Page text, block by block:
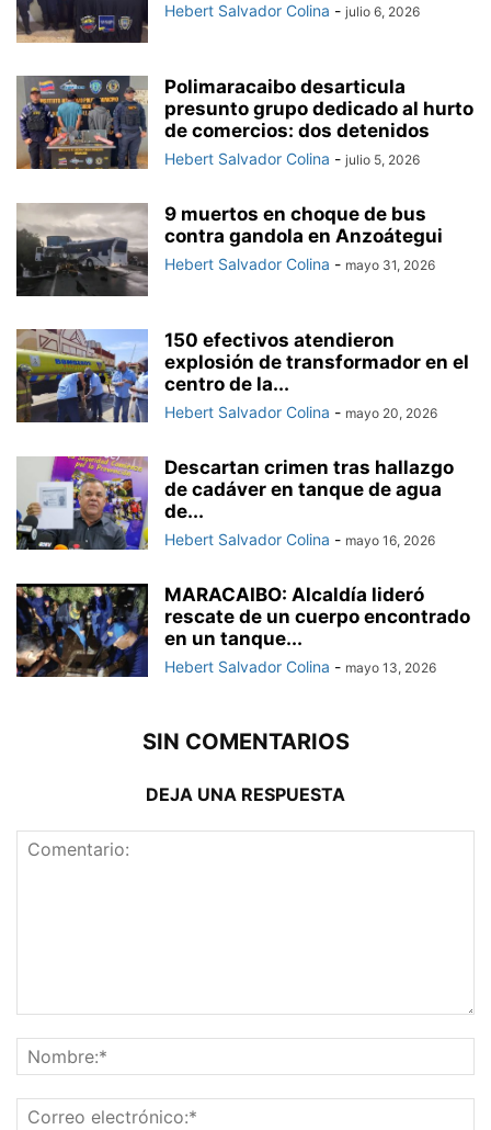
Hebert Salvador Colina - julio 6, 2026
Polimaracaibo desarticula
presunto grupo dedicado al hurto
de comercios: dos detenidos
Hebert Salvador Colina - julio 5, 2026
9 muertos en choque de bus
contra gandola en Anzoátegui
Hebert Salvador Colina - mayo 31, 2026
150 efectivos atendieron
explosión de transformador en el
centro de la...
Hebert Salvador Colina - mayo 20, 2026
Descartan crimen tras hallazgo
de cadáver en tanque de agua
de...
Hebert Salvador Colina - mayo 16, 2026
MARACAIBO: Alcaldía lideró
rescate de un cuerpo encontrado
en un tanque...
Hebert Salvador Colina - mayo 13, 2026
SIN COMENTARIOS
DEJA UNA RESPUESTA